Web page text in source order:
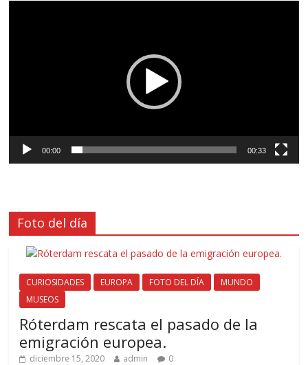
00:00 00:33
Foto del día
CURIOSIDADES EUROPA FOTO DEL DÍA
MUNDO
MUSEOS
Róterdam rescata el pasado de la
emigración europea.
diciembre 15, 2020 admin 0